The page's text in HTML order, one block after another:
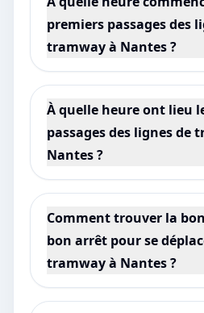
premiers passages des
tramway à Nantes ?
À quelle heure ont lieu
passages des lignes de
Nantes ?
Comment trouver la
bon arrêt pour se
tramway à Nantes ?